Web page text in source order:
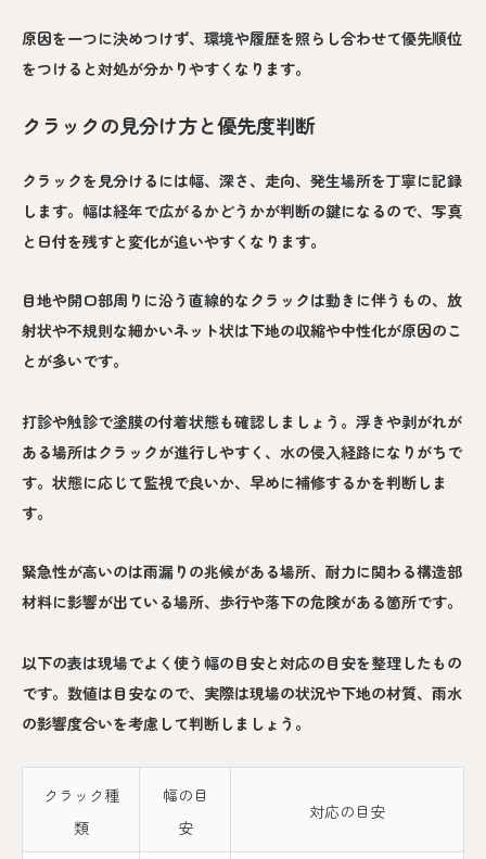
原因を一つに決めつけず、環境や履歴を照らし合わせて優先順位
をつけると対処が分かりやすくなります。
クラックの見分け方と優先度判断
クラックを見分けるには幅、深さ、走向、発生場所を丁寧に記録
します。幅は経年で広がるかどうかが判断の鍵になるので、写真
と日付を残すと変化が追いやすくなります。
目地や開口部周りに沿う直線的なクラックは動きに伴うもの、放
射状や不規則な細かいネット状は下地の収縮や中性化が原因のこ
とが多いです。
打診や触診で塗膜の付着状態も確認しましょう。浮きや剥がれが
ある場所はクラックが進行しやすく、水の侵入経路になりがちで
す。状態に応じて監視で良いか、早めに補修するかを判断しま
す。
緊急性が高いのは雨漏りの兆候がある場所、耐力に関わる構造部
材料に影響が出ている場所、歩行や落下の危険がある箇所です。
以下の表は現場でよく使う幅の目安と対応の目安を整理したもの
です。数値は目安なので、実際は現場の状況や下地の材質、雨水
の影響度合いを考慮して判断しましょう。
クラック種
類
幅の目
安
対応の目安